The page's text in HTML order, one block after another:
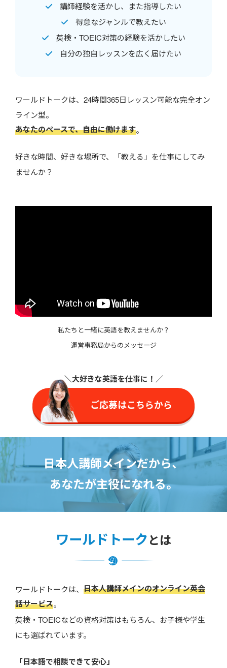
講師経験を活かし、また指導したい
得意なジャンルで教えたい
英検・TOEIC対策の経験を活かしたい
自分の独自レッスンを広く届けたい
ワールドトークは、24時間365日レッスン可能な完全オン
ライン型。
あなたのペースで、自由に働けます。
好きな時間、好きな場所で、「教える」を仕事にしてみ
ませんか？
私たちと一緒に英語を教えませんか？
運営事務局からのメッセージ
＼大好きな英語を仕事に ！／
ご応募はこちらから
日本人講師メインだから、
あなたが主役になれる。
ワールドトークとは
ワールドトークは、 日本人講師メインのオンライン英会
話サービス。
英検・TOEICなどの資格対策はもちろん、お子様や学生
にも選ばれています。
「日本語で相談できて安心」